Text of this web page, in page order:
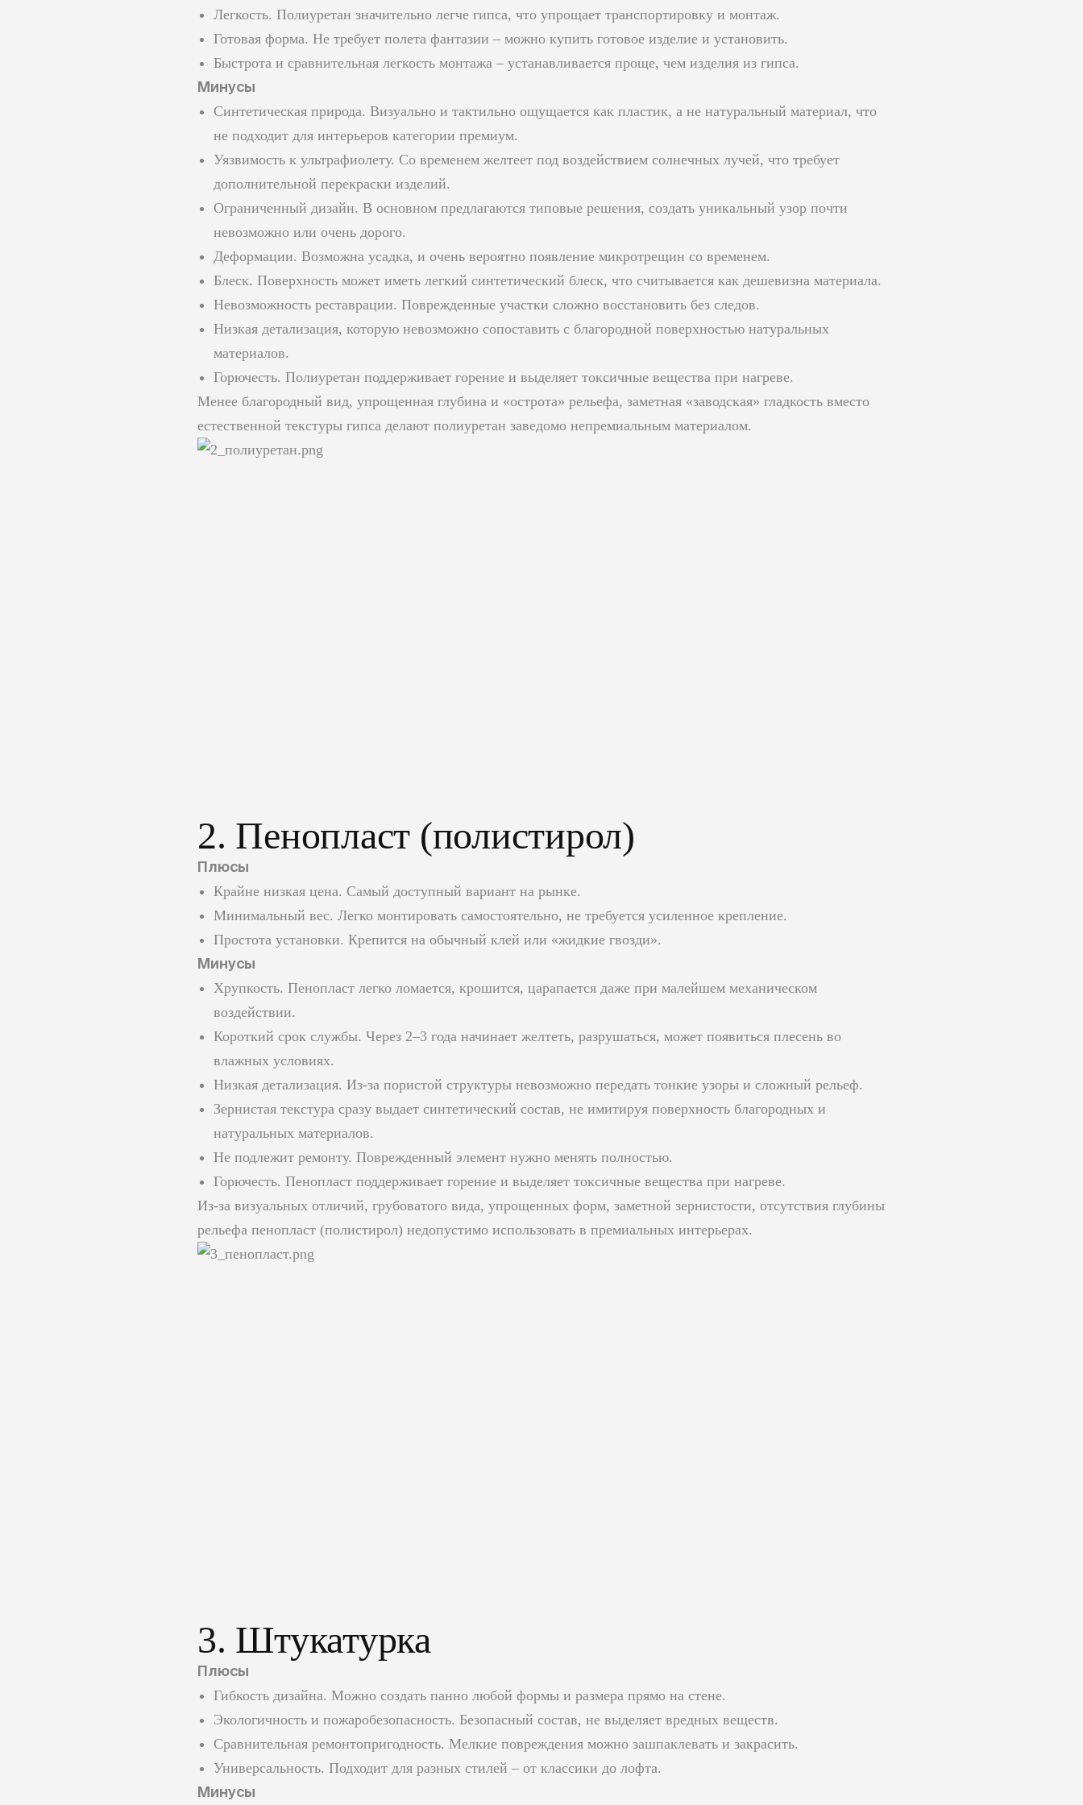
Легкость. Полиуретан значительно легче гипса, что упрощает транспортировку и монтаж.
Готовая форма. Не требует полета фантазии – можно купить готовое изделие и установить.
Быстрота и сравнительная легкость монтажа – устанавливается проще, чем изделия из гипса.
Минусы
Синтетическая природа. Визуально и тактильно ощущается как пластик, а не натуральный материал, что
не подходит для интерьеров категории премиум.
Уязвимость к ультрафиолету. Со временем желтеет под воздействием солнечных лучей, что требует
дополнительной перекраски изделий.
Ограниченный дизайн. В основном предлагаются типовые решения, создать уникальный узор почти
невозможно или очень дорого.
Деформации. Возможна усадка, и очень вероятно появление микротрещин со временем.
Блеск. Поверхность может иметь легкий синтетический блеск, что считывается как дешевизна материала.
Невозможность реставрации. Поврежденные участки сложно восстановить без следов.
Низкая детализация, которую невозможно сопоставить с благородной поверхностью натуральных
материалов.
Горючесть. Полиуретан поддерживает горение и выделяет токсичные вещества при нагреве.
Менее благородный вид, упрощенная глубина и «острота» рельефа, заметная «заводская» гладкость вместо
естественной текстуры гипса делают полиуретан заведомо непремиальным материалом.
2. Пенопласт (полистирол)
Плюсы
Крайне низкая цена. Самый доступный вариант на рынке.
Минимальный вес. Легко монтировать самостоятельно, не требуется усиленное крепление.
Простота установки. Крепится на обычный клей или «жидкие гвозди».
Минусы
Хрупкость. Пенопласт легко ломается, крошится, царапается даже при малейшем механическом
воздействии.
Короткий срок службы. Через 2–3 года начинает желтеть, разрушаться, может появиться плесень во
влажных условиях.
Низкая детализация. Из‑за пористой структуры невозможно передать тонкие узоры и сложный рельеф.
Зернистая текстура сразу выдает синтетический состав, не имитируя поверхность благородных и
натуральных материалов.
Не подлежит ремонту. Поврежденный элемент нужно менять полностью.
Горючесть. Пенопласт поддерживает горение и выделяет токсичные вещества при нагреве.
Из-за визуальных отличий, грубоватого вида, упрощенных форм, заметной зернистости, отсутствия глубины
рельефа пенопласт (полистирол) недопустимо использовать в премиальных интерьерах.
3. Штукатурка
Плюсы
Гибкость дизайна. Можно создать панно любой формы и размера прямо на стене.
Экологичность и пожаробезопасность. Безопасный состав, не выделяет вредных веществ.
Сравнительная ремонтопригодность. Мелкие повреждения можно зашпаклевать и закрасить.
Универсальность. Подходит для разных стилей – от классики до лофта.
Минусы